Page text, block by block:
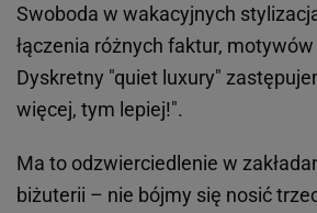
Swoboda w wakacyjnych
łączenia różnych faktur,
Dyskretny "quiet luxury"
więcej, tym lepiej!".
Ma to odzwierciedlenie w
biżuterii – nie bójmy się nosić